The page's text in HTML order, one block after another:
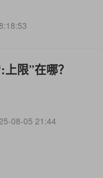
限”在哪？
08-05 21:44